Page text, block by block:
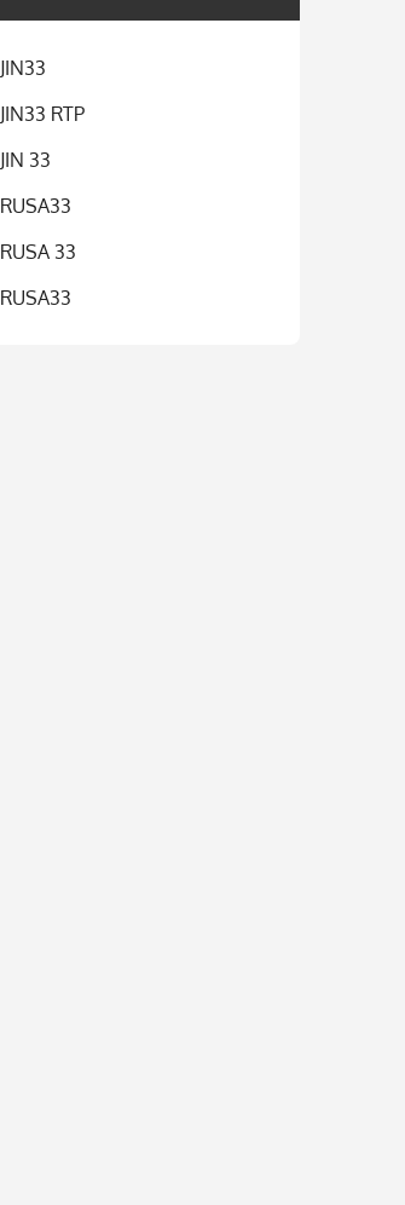
JIN33
JIN33 RTP
JIN 33
RUSA33
RUSA 33
RUSA33